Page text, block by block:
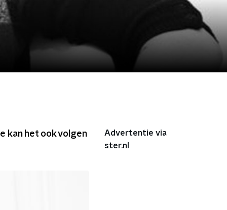
kan het ook volgen
Advertentie via
ster.nl